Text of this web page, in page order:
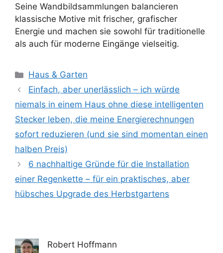
Seine Wandbildsammlungen balancieren
klassische Motive mit frischer, grafischer
Energie und machen sie sowohl für traditionelle
als auch für moderne Eingänge vielseitig.
Kategorien
Haus & Garten
Einfach, aber unerlässlich – ich würde
niemals in einem Haus ohne diese intelligenten
Stecker leben, die meine Energierechnungen
sofort reduzieren (und sie sind momentan einen
halben Preis)
6 nachhaltige Gründe für die Installation
einer Regenkette – für ein praktisches, aber
hübsches Upgrade des Herbstgartens
Robert Hoffmann